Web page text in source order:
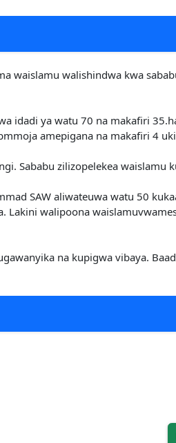
waislamu walishindwa kwa
idadi ya watu 70 na makafiri
amepigana na makafiri 4
Sababu zilizopelekea
SAW aliwateuwa watu 50
Lakini walipoona
na kupigwa vibaya.